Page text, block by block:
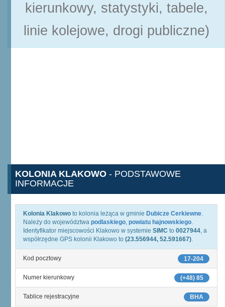
kierunkowy, statystyki, tabele,
linie kolejowe, drogi publiczne)
KOLONIA KLAKOWO - PODSTAWOWE
INFORMACJE
Kolonia Klakowo to kolonia leżąca w gminie Dubicze Cerkiewne.
Należy do województwa podlaskiego, powiatu hajnowskiego.
Identyfikator miejscowości Klakowo w systemie SIMC to 0027944, a
współrzędne GPS kolonii Klakowo to (23.556944, 52.591667).
17-204
Kod pocztowy
(+48) 85
Numer kierunkowy
BHA
Tablice rejestracyjne